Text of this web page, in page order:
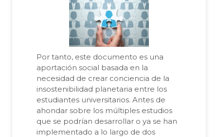
Por tanto, este documento es una
aportación social basada en la
necesidad de crear conciencia de la
insostenibilidad planetaria entre los
estudiantes universitarios. Antes de
ahondar sobre los múltiples estudios
que se podrían desarrollar o ya se han
implementado a lo largo de dos